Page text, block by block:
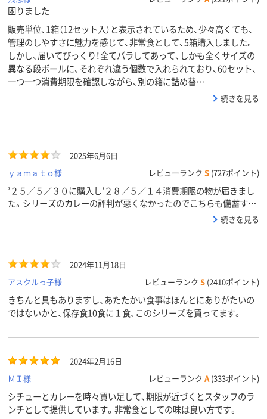
困りました
販売単位、1箱（12セット入）と表示されているため、少々高くても、
管理のしやすさに魅力を感じて、非常食として、5箱購入しました。
しかし、届いてびっくり！全てバラしてあって、しかも全くサイズの
異なる段ボールに、それぞれ違う個数で入れられており、60セット、
一つ一つ消費期限を確認しながら、別の箱に詰め替…
続きを見る
2025年6月6日
ｙａｍａｔｏ様
レビューランク S (727ポイント)
’２５／５／３０に購入し’２８／５／１４消費期限の物が届きまし
た。シリーズのカレーの評判が悪くなかったのでこちらも備蓄する
ことに。災害時に温かい物が食べられるのは有難いことです。もう
続きを見る
2024年11月18日
アスクルっ子様
レビューランク S (2410ポイント)
きちんと具もありますし、あたたかい食事はほんとにありがたいの
ではないかと、保存食10食に１食、このシリーズを買ってます。
2024年2月16日
ＭＩ様
レビューランク A (333ポイント)
シチューとカレーを時々買い足して、期限が近づくとスタッフのラ
ンチとして提供しています。非常食としての味は良い方です。